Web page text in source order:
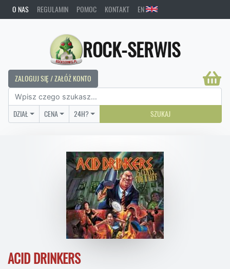
O NAS REGULAMIN POMOC KONTAKT EN
ROCK-SERWIS
ZALOGUJ SIĘ / ZAŁÓŻ KONTO
DZIAŁ CENA 24H? SZUKAJ
ACID DRINKERS